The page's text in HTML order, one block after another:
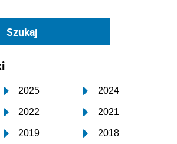
2025 2024
2022 2021
2019 2018